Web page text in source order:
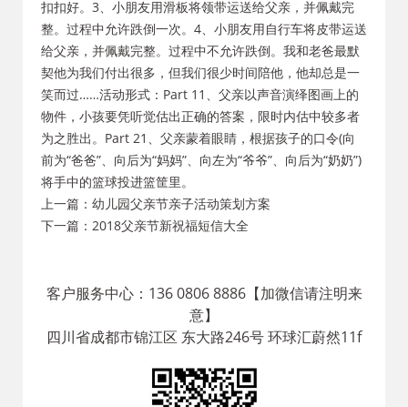
扣扣好。3、小朋友用滑板将领带运送给父亲，并佩戴完
整。过程中允许跌倒一次。4、小朋友用自行车将皮带运送
给父亲，并佩戴完整。过程中不允许跌倒。我和老爸最默
契他为我们付出很多，但我们很少时间陪他，他却总是一
笑而过……活动形式：Part 11、父亲以声音演绎图画上的
物件，小孩要凭听觉估出正确的答案，限时内估中较多者
为之胜出。Part 21、父亲蒙着眼睛，根据孩子的口令(向
前为“爸爸”、向后为“妈妈”、向左为“爷爷”、向后为“奶奶”)
将手中的篮球投进篮筐里。
上一篇：幼儿园父亲节亲子活动策划方案
下一篇：2018父亲节新祝福短信大全
客户服务中心：136 0806 8886【加微信请注明来
意】
四川省成都市锦江区 东大路246号 环球汇蔚然11f